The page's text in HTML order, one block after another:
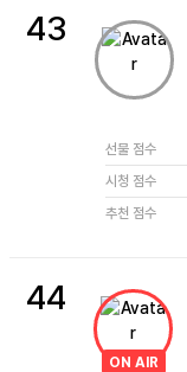
43
선물 점수
시청 점수
추천 점수
44
ON AIR